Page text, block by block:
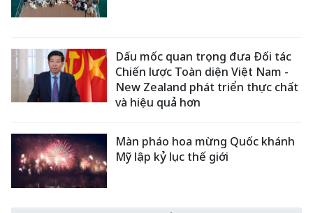
Dấu mốc quan trọng đưa Đối tác
Chiến lược Toàn diện Việt Nam -
New Zealand phát triển thực chất
và hiệu quả hơn
Màn pháo hoa mừng Quốc khánh
Mỹ lập kỷ lục thế giới